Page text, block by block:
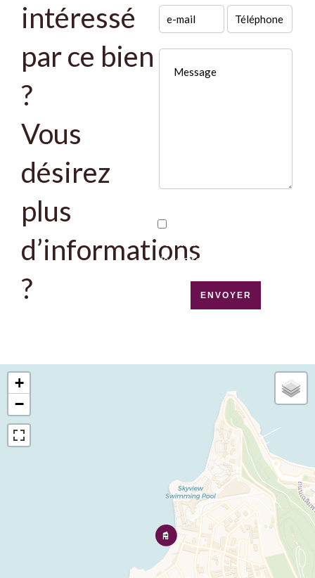
intéressé
par ce bien
?
Vous
désirez
plus
d’informations
?
de ce site
ENVOYER
+
−